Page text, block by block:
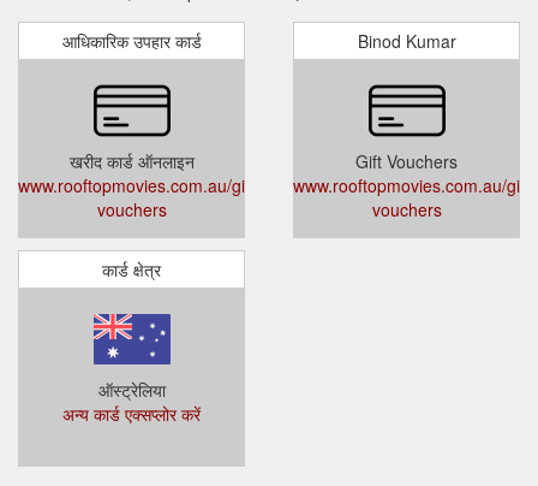
आधिकारिक उपहार कार्ड
खरीद कार्ड ऑनलाइन
www.rooftopmovies.com.au/gift-
vouchers
Binod Kumar
Gift Vouchers
www.rooftopmovies.com.au/gift-
vouchers
कार्ड क्षेत्र
ऑस्ट्रेलिया
अन्य कार्ड एक्सप्लोर करें